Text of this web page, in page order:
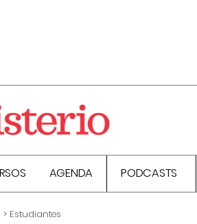
AGENDA PODCASTS
Estudiantes